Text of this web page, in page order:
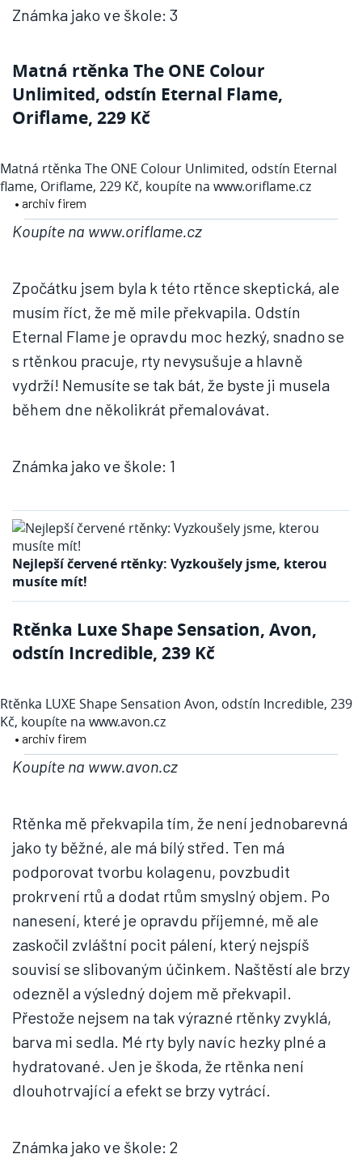
Známka jako ve škole: 3
Matná rtěnka The ONE Colour
Unlimited, odstín Eternal Flame,
Oriflame, 229 Kč
Matná rtěnka The ONE Colour Unlimited, odstín Eternal
flame, Oriflame, 229 Kč, koupíte na www.oriflame.cz
• archiv firem
Koupíte na www.oriflame.cz
Zpočátku jsem byla k této rtěnce skeptická, ale
musím říct, že mě mile překvapila. Odstín
Eternal Flame je opravdu moc hezký, snadno se
s rtěnkou pracuje, rty nevysušuje a hlavně
vydrží! Nemusíte se tak bát, že byste ji musela
během dne několikrát přemalovávat.
Známka jako ve škole: 1
Nejlepší červené rtěnky: Vyzkoušely jsme, kterou
musíte mít!
Rtěnka Luxe Shape Sensation, Avon,
odstín Incredible, 239 Kč
Rtěnka LUXE Shape Sensation Avon, odstín Incredible, 239
Kč, koupíte na www.avon.cz
• archiv firem
Koupíte na www.avon.cz
Rtěnka mě překvapila tím, že není jednobarevná
jako ty běžné, ale má bílý střed. Ten má
podporovat tvorbu kolagenu, povzbudit
prokrvení rtů a dodat rtům smyslný objem. Po
nanesení, které je opravdu příjemné, mě ale
zaskočil zvláštní pocit pálení, který nejspíš
souvisí se slibovaným účinkem. Naštěstí ale brzy
odezněl a výsledný dojem mě překvapil.
Přestože nejsem na tak výrazné rtěnky zvyklá,
barva mi sedla. Mé rty byly navíc hezky plné a
hydratované. Jen je škoda, že rtěnka není
dlouhotrvající a efekt se brzy vytrácí.
Známka jako ve škole: 2